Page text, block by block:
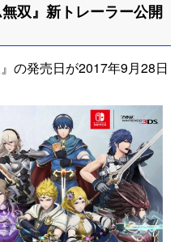
双』新トレーラー公開
の発売日が2017年9月28日